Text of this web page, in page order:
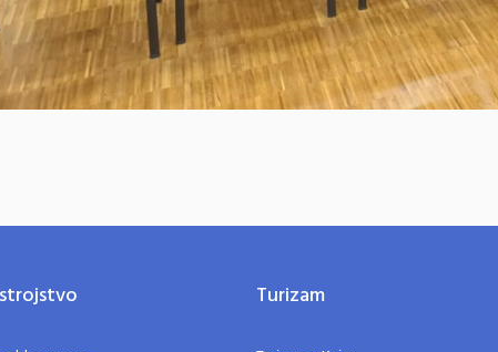
Turizam